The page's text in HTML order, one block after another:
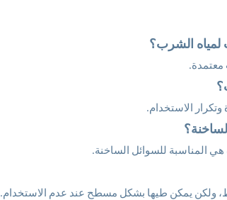
معتمدة.
ولكن يمكن طيها بشكل مسطح عند عدم الاستخدام.